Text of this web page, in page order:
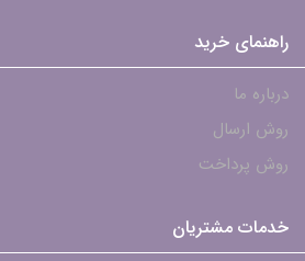
راهنمای خرید
درباره ما
روش ارسال
روش پرداخت
خدمات مشتریان